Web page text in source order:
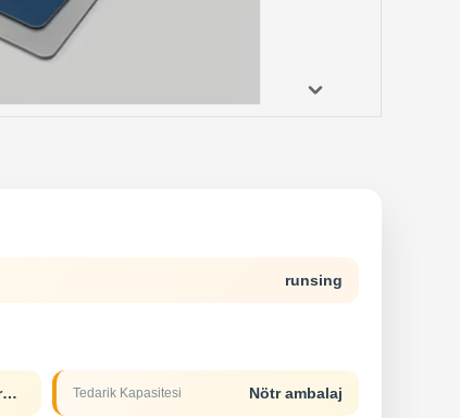
runsing
T/TL/CD/AD/PWestern Union Tedarik Kapasitesi Nötr ambalaj